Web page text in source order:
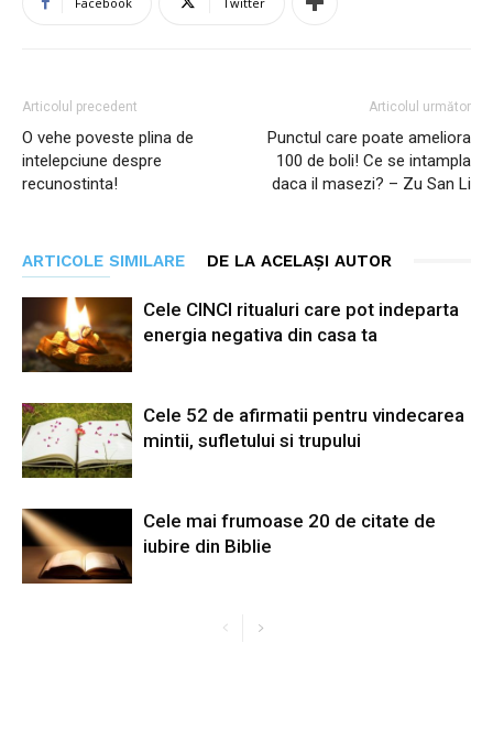
Articolul precedent
O vehe poveste plina de
intelepciune despre
recunostinta!
Articolul următor
Punctul care poate ameliora
100 de boli! Ce se intampla
daca il masezi? – Zu San Li
ARTICOLE SIMILARE DE LA ACELAȘI AUTOR
Cele CINCI ritualuri care pot indeparta
energia negativa din casa ta
Cele 52 de afirmatii pentru vindecarea
mintii, sufletului si trupului
Cele mai frumoase 20 de citate de
iubire din Biblie